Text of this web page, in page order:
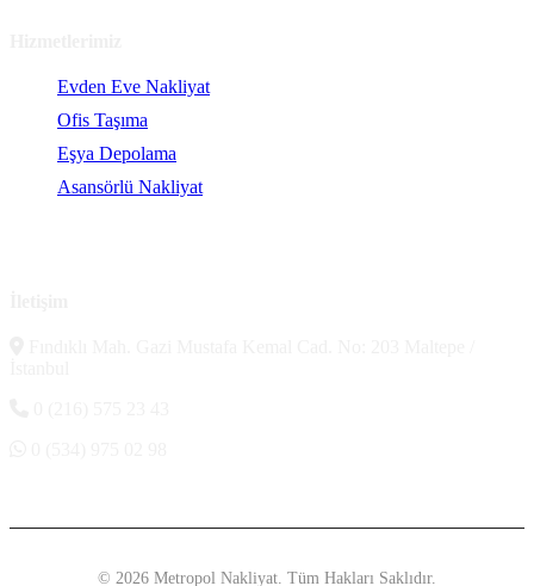
Evden Eve Nakliyat
Ofis Taşıma
Eşya Depolama
Asansörlü Nakliyat
© 2026 Metropol Nakliyat. Tüm Hakları Saklıdır.